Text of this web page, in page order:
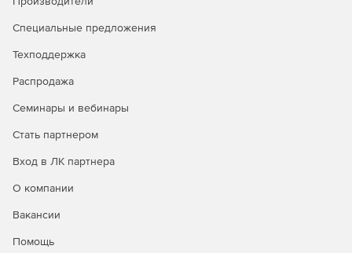
Специальные предложения
Техподдержка
Распродажа
Семинары и вебинары
Стать партнером
Вход в ЛК партнера
О компании
Вакансии
Помощь